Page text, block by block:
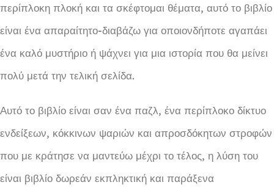
περίπλοκη πλοκή και τα σκέφτομαι θέματα, αυτό το βιβλίο
είναι ένα απαραίτητο-διαβάζω για οποιονδήποτε αγαπάει
ένα καλό μυστήριο ή ψάχνει για μια ιστορία που θα μείνει
πολύ μετά την τελική σελίδα.
Αυτό το βιβλίο είναι σαν ένα παζλ, ένα περίπλοκο δίκτυο
ενδείξεων, κόκκινων ψαριών και απροσδόκητων στροφών
που με κράτησε να μαντεύω μέχρι το τέλος, η λύση του
είναι βιβλίο δωρεάν εκπληκτική και παράξενα